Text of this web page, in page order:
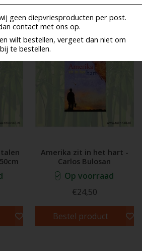
geen diepvriesproducten per post.
contact met ons op.
wilt bestellen, vergeet dan niet om
te bestellen.
Amerika zit in het hart -
Carlos Bulosan
Op voorraad
€24,50
Bestel product